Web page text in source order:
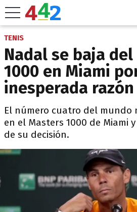
TENIS
Nadal se baja
1000 en Miami
inesperada razón
El número cuatro del mundo
en el Masters 1000 de Miami
de su decisión.